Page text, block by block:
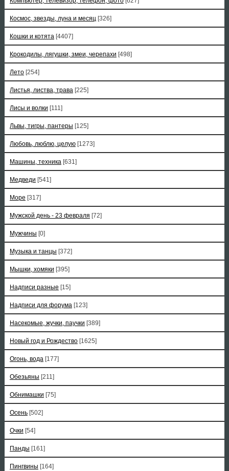
Космос, звезды, луна и месяц [326]
Кошки и котята [4407]
Крокодилы, лягушки, змеи, черепахи [498]
Лето [254]
Листья, листва, трава [225]
Лисы и волки [111]
Львы, тигры, пантеры [125]
Любовь, люблю, целую [1273]
Машины, техника [631]
Медведи [541]
Море [317]
Мужской день - 23 февраля [72]
Мужчины [0]
Музыка и танцы [372]
Мышки, хомяки [395]
Надписи разные [15]
Надписи для форума [123]
Насекомые, жучки, паучки [389]
Новый год и Рождество [1625]
Огонь, вода [177]
Обезьяны [211]
Обнимашки [75]
Осень [502]
Очки [54]
Панды [161]
Пингвины [164]